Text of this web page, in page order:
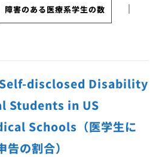
障害のある医療系学生の数
｜
disclosed Disability
Students in US
Schools（医学生に
の割合）